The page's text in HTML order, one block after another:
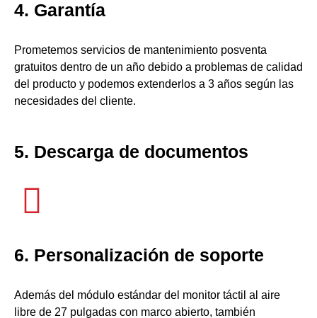
4. Garantía
Prometemos servicios de mantenimiento posventa
gratuitos dentro de un año debido a problemas de calidad
del producto y podemos extenderlos a 3 años según las
necesidades del cliente.
5. Descarga de documentos
6. Personalización de soporte
Además del módulo estándar del monitor táctil al aire
libre de 27 pulgadas con marco abierto, también